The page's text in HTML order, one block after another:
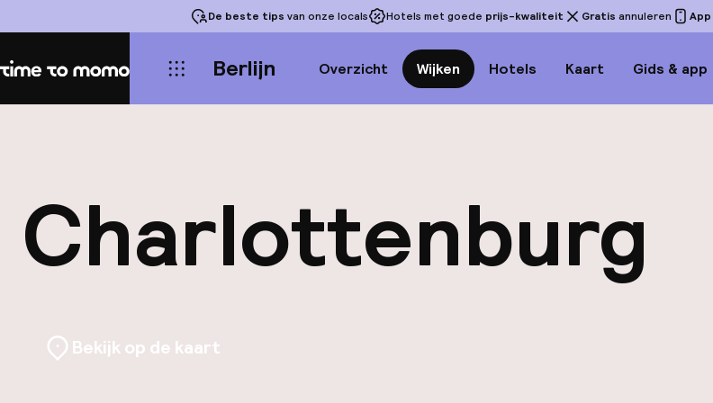
De beste tips van onze locals Hotels met goede prijs-kwaliteit Gratis annuleren App
Home Berlijn Overzicht Wijken Hotels Kaart Gids & app
Charlottenburg
Bekijk op de kaart